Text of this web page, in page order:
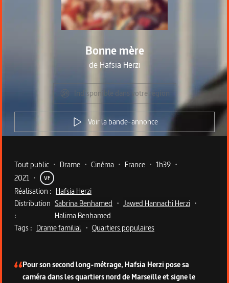
Bonne mère
de Hafsia Herzi
Indisponible dans votre région
Voir la bande-annonce
Metadata du programme
Tout public • Drame • Cinéma • France • 1h39 •
2021 • VF
Réalisation : Hafsia Herzi
Distribution
:
Sabrina Benhamed • Jawed Hannachi Herzi •
Halima Benhamed
Tags : Drame familial • Quartiers populaires
Pour son second long-métrage, Hafsia Herzi pose sa
caméra dans les quartiers nord de Marseille et signe le